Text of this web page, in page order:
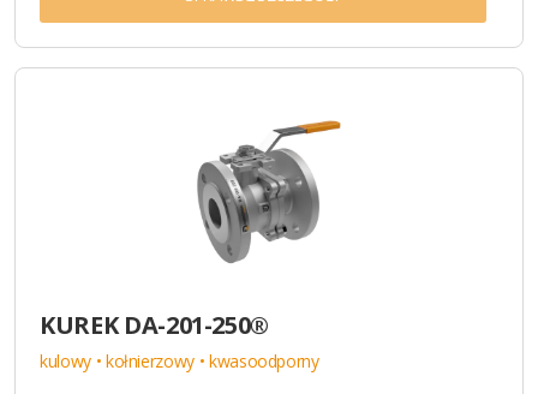
KUREK DA-201-250®
kulowy • kołnierzowy • kwasoodporny